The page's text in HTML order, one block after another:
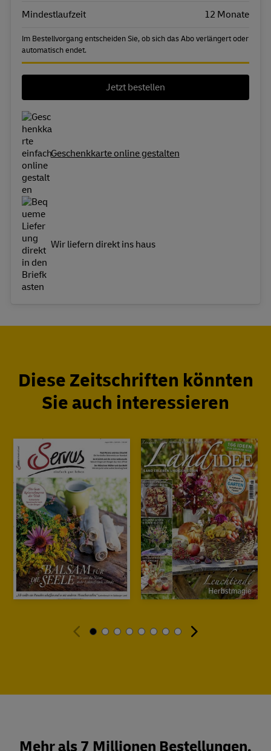
Mindestlaufzeit 12 Monate
Im Bestellvorgang entscheiden Sie, ob sich das Abo verlängert oder
automatisch endet.
Jetzt bestellen
Geschenkkarte online gestalten
Wir liefern direkt ins haus
Diese Zeitschriften könnten
Sie auch interessieren
Mehr als 7 Millionen Bestellungen.